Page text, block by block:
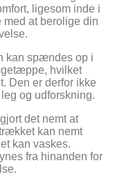
ligesom inde i
at berolige din
kan spændes op i
hvilket
Den er derfor ikke
og udforskning.
det nemt at
kan nemt
kan vaskes.
fra hinanden for